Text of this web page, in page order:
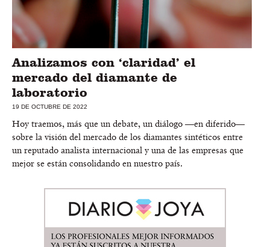
Analizamos con ‘claridad’ el
mercado del diamante de
laboratorio
19 DE OCTUBRE DE 2022
Hoy traemos, más que un debate, un diálogo —en diferido—
sobre la visión del mercado de los diamantes sintéticos entre
un reputado analista internacional y una de las empresas que
mejor se están consolidando en nuestro país.